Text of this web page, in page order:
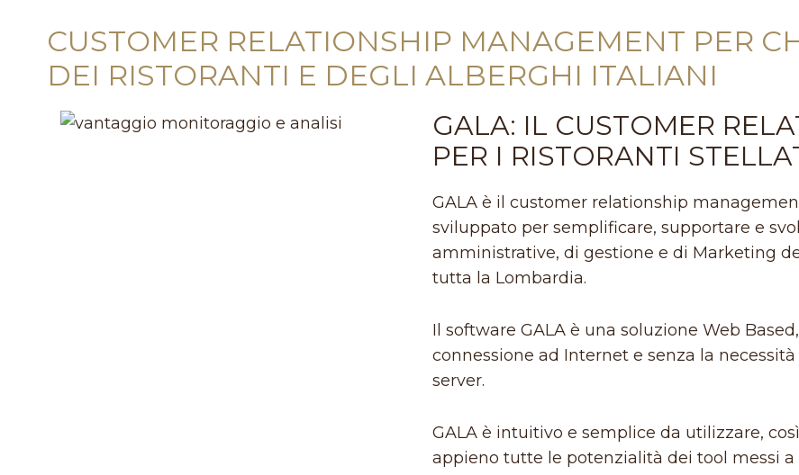
CUSTOMER RELATIONSHIP MANAGEMENT PER
DEI RISTORANTI E DEGLI ALBERGHI ITALIANI
GALA: IL CUSTOMER
PER I RISTORANTI
GALA è il customer relationship
sviluppato per semplificare, supportare e
amministrative, di gestione e di Marketing
tutta la Lombardia.
Il software GALA è una soluzione Web
connessione ad Internet e senza la
server.
GALA è intuitivo e semplice da utilizzare,
appieno tutte le potenzialità dei tool messi a